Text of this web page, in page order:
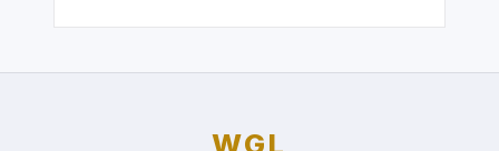
WGL